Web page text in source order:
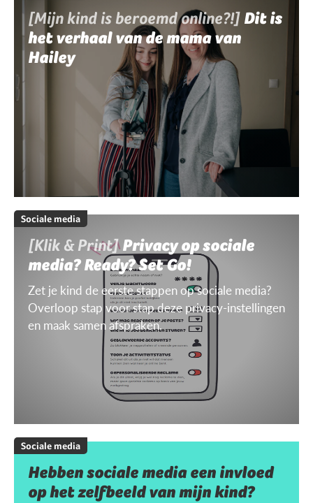
[Mijn kind is beroemd online?!] Dit is
het verhaal van de mama van
Hailey
Sociale media
[Klik & Print]Privacy op sociale
media? Ready? Set Go!
Zet je kind de eerste stappen op sociale media?
Overloop stap voor stap deze privacy-instellingen
en maak samen afspraken.
Sociale media
Hebben sociale media een invloed
op het zelfbeeld van mijn kind?